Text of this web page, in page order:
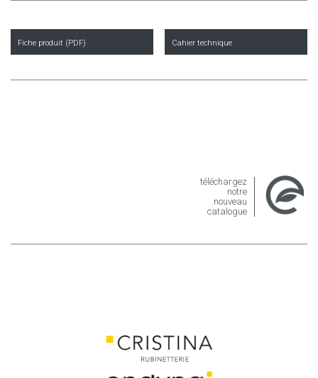
Fiche produit (PDF) Cahier technique
téléchargez
notre
nouveau
catalogue